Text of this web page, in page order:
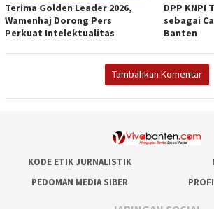
Terima Golden Leader 2026,
Wamenhaj Dorong Pers
Perkuat Intelektualitas
DPP KNPI
sebagai
Banten
Tambahkan Komentar
KODE ETIK JURNALISTIK
PEDOMAN MEDIA SIBER